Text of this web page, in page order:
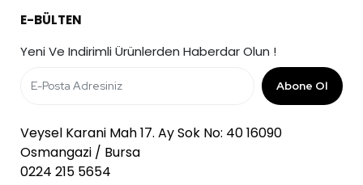
E-BÜLTEN
Yeni Ve Indirimli Ürünlerden Haberdar Olun !
Abone Ol
Veysel Karani Mah 17. Ay Sok No: 40 16090
Osmangazi / Bursa
0224 215 5654